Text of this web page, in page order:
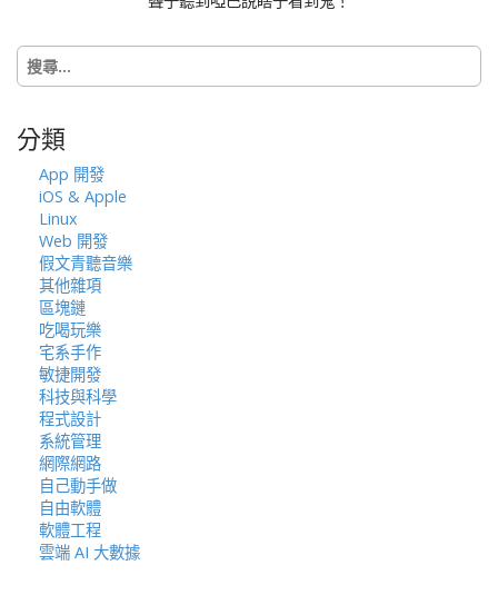
i
o
n
搜
尋
字:
分類
App 開發
iOS & Apple
Linux
Web 開發
假文青聽音樂
其他雜項
區塊鏈
吃喝玩樂
宅系手作
敏捷開發
科技與科學
程式設計
系統管理
網際網路
自己動手做
自由軟體
軟體工程
雲端 AI 大數據